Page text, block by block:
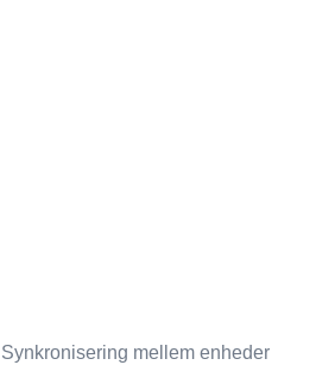
Synkronisering mellem enheder